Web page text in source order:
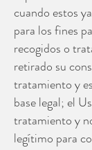
cuando estos
para los fines
recogidos o
retirado su
tratamiento y
base legal; el
tratamiento y
legítimo para